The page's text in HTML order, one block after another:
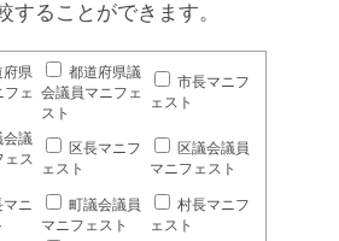
することができます。
府県
フェ
都道府県議
会議員マニフェ
スト
市長マニフ
ェスト
会議
ェス
区長マニフ
ェスト
区議会議員
マニフェスト
マニ
町議会議員
マニフェスト
村長マニフ
ェスト